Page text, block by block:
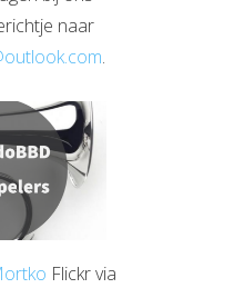
naar
.
Flickr via